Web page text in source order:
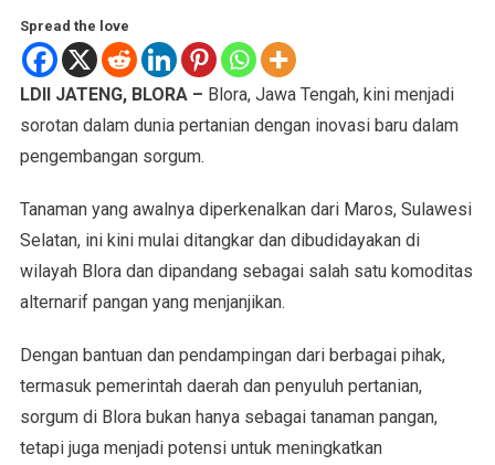
Spread the love
LDII JATENG, BLORA – Blora, Jawa Tengah, kini menjadi
sorotan dalam dunia pertanian dengan inovasi baru dalam
pengembangan sorgum.
Tanaman yang awalnya diperkenalkan dari Maros, Sulawesi
Selatan, ini kini mulai ditangkar dan dibudidayakan di
wilayah Blora dan dipandang sebagai salah satu komoditas
alternarif pangan yang menjanjikan.
Dengan bantuan dan pendampingan dari berbagai pihak,
termasuk pemerintah daerah dan penyuluh pertanian,
sorgum di Blora bukan hanya sebagai tanaman pangan,
tetapi juga menjadi potensi untuk meningkatkan